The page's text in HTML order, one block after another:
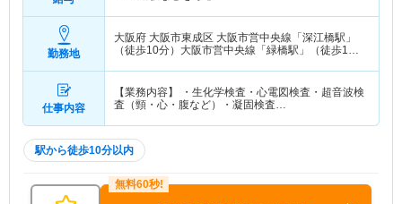
勤務地
大阪府 大阪市東成区 大阪市営中央線「深江橋駅」
（徒歩10分）大阪市営中央線「緑橋駅」（徒歩10
仕事内容
【業務内容】 ・生化学検査・心電図検査・超音波検
査（頸・心・腹など）・凝固検査…
駅から徒歩10分以内